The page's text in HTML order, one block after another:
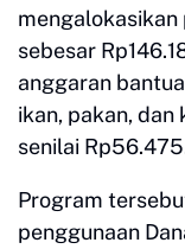
mengalokasikan
sebesar
anggaran
ikan, pakan, dan
senilai
Program
penggunaan